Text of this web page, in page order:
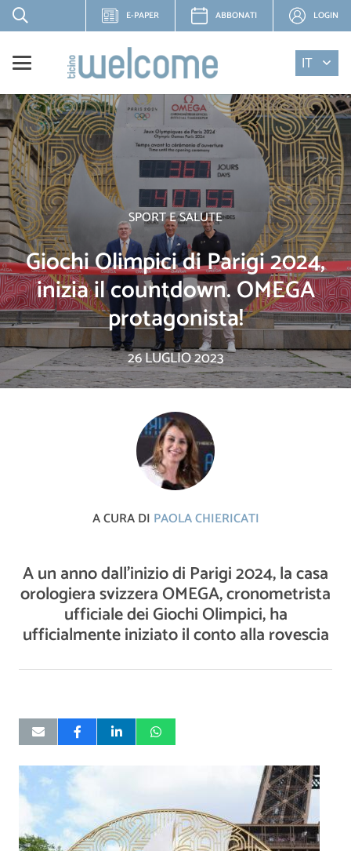
E-PAPER ABBONATI LOGIN
IT
SPORT E SALUTE
Giochi Olimpici di Parigi 2024,
inizia il countdown. OMEGA
protagonista!
26 LUGLIO 2023
A CURA DI PAOLA CHIERICATI
A un anno dall’inizio di Parigi 2024, la casa
orologiera svizzera OMEGA, cronometrista
ufficiale dei Giochi Olimpici, ha
ufficialmente iniziato il conto alla rovescia